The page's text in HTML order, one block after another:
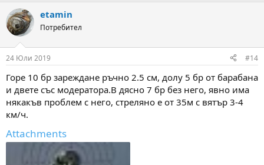
etamin
Потребител
24 Юли 2019 #14
Горе 10 бр зареждане ръчно 2.5 см, долу 5 бр от барабана
и двете със модератора.В дясно 7 бр без него, явно има
някакъв проблем с него, стреляно е от 35м с вятър 3-4
км/ч.
Attachments